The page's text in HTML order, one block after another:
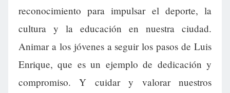
reconocimiento para impulsar el deporte, la
cultura y la educación en nuestra ciudad.
Animar a los jóvenes a seguir los pasos de Luis
Enrique, que es un ejemplo de dedicación y
compromiso. Y cuidar y valorar nuestros